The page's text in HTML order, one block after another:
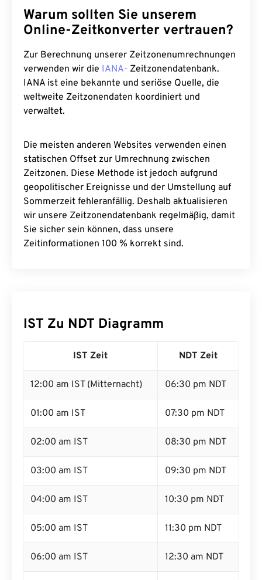
Warum sollten Sie unserem
Online-Zeitkonverter vertrauen?
Zur Berechnung unserer Zeitzonenumrechnungen
verwenden wir die IANA- Zeitzonendatenbank.
IANA ist eine bekannte und seriöse Quelle, die
weltweite Zeitzonendaten koordiniert und
verwaltet.
Die meisten anderen Websites verwenden einen
statischen Offset zur Umrechnung zwischen
Zeitzonen. Diese Methode ist jedoch aufgrund
geopolitischer Ereignisse und der Umstellung auf
Sommerzeit fehleranfällig. Deshalb aktualisieren
wir unsere Zeitzonendatenbank regelmäßig, damit
Sie sicher sein können, dass unsere
Zeitinformationen 100 % korrekt sind.
IST Zu NDT Diagramm
IST Zeit NDT Zeit
12:00 am IST (Mitternacht) 06:30 pm NDT
01:00 am IST 07:30 pm NDT
02:00 am IST 08:30 pm NDT
03:00 am IST 09:30 pm NDT
04:00 am IST 10:30 pm NDT
05:00 am IST 11:30 pm NDT
06:00 am IST 12:30 am NDT